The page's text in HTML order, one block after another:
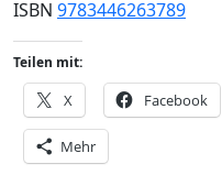
ISBN 9783446263789
Teilen mit:
X Facebook
Mehr